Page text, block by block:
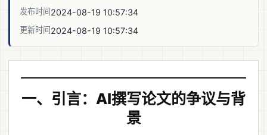
发布时间2024-08-19 10:57:34
更新时间2024-08-19 10:57:34
一、引言：AI撰写论文的争议与背
景